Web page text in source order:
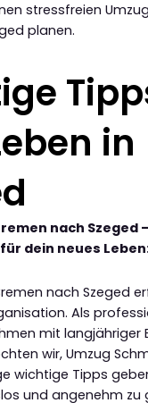
stressfreien
planen.
in
nach Szeged
dein neues
nach Szeged
Als
mit langjähriger
wir, Umzug
wichtige Tipps
und angenehm zu